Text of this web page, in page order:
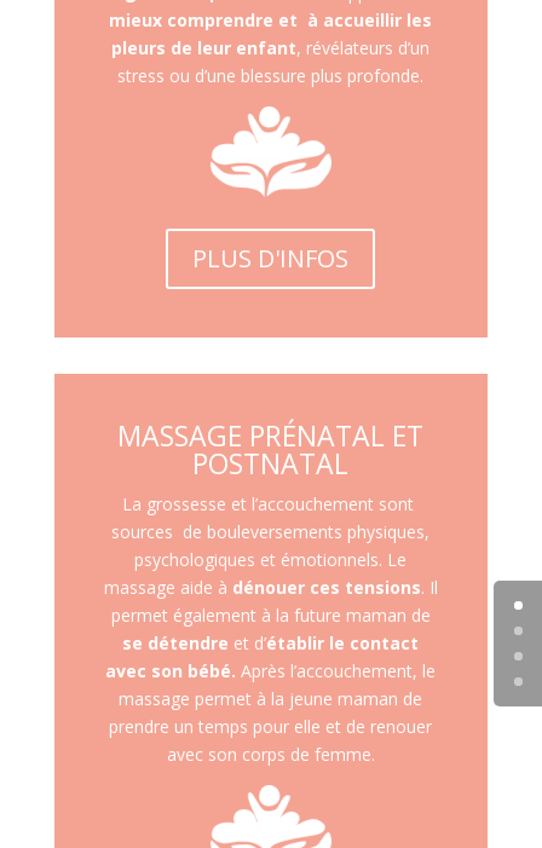
mieux comprendre et à accueillir les
pleurs de leur enfant, révélateurs d’un
stress ou d’une blessure plus profonde.
PLUS D'INFOS
MASSAGE PRÉNATAL ET
POSTNATAL
La grossesse et l’accouchement sont
sources de bouleversements physiques,
psychologiques et émotionnels. Le
massage aide à dénouer ces tensions. Il
permet également à la future maman de
se détendre et d’établir le contact
avec son bébé.Après l’accouchement, le
massage permet à la jeune maman de
prendre un temps pour elle et de renouer
avec son corps de femme.